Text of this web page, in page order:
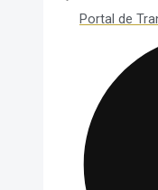
Portal de